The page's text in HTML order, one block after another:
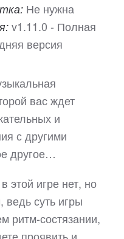
Не нужна
v1.11.0 - Полная
версия
вас ждет
и
с другими
другое…
этой игре нет, но
ведь суть игры
ритм-состязании,